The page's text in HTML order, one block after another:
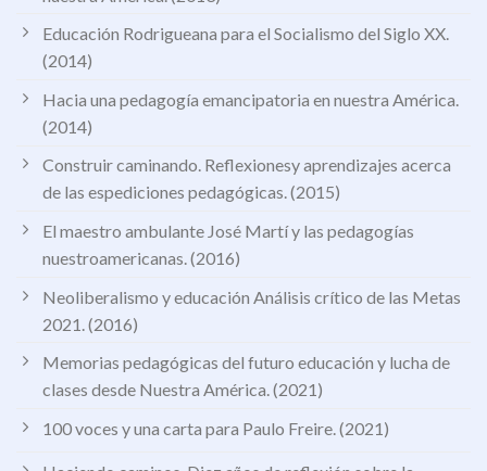
Educación Rodrigueana para el Socialismo del Siglo XX.
(2014)
Hacia una pedagogía emancipatoria en nuestra América.
(2014)
Construir caminando. Reflexionesy aprendizajes acerca
de las espediciones pedagógicas. (2015)
El maestro ambulante José Martí y las pedagogías
nuestroamericanas. (2016)
Neoliberalismo y educación Análisis crítico de las Metas
2021. (2016)
Memorias pedagógicas del futuro educación y lucha de
clases desde Nuestra América. (2021)
100 voces y una carta para Paulo Freire. (2021)